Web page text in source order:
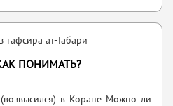
ПОНИМАТЬ?
в Коране Можно ли